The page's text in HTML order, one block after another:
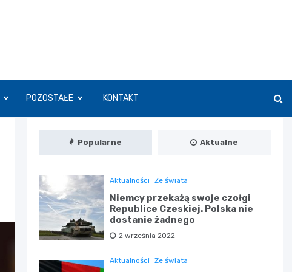
POZOSTAŁE KONTAKT
Popularne Aktualne
Aktualności Ze świata
Niemcy przekażą swoje czołgi
Republice Czeskiej. Polska nie
dostanie żadnego
2 września 2022
Aktualności Ze świata